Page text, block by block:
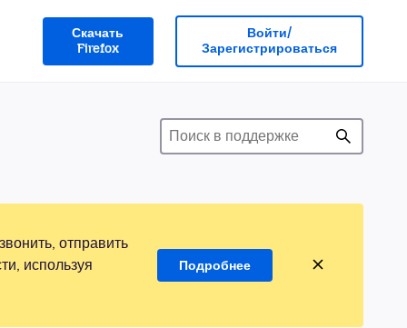
Скачать
Firefox
Войти/
Зарегистрироваться
отправить
используя
Подробнее